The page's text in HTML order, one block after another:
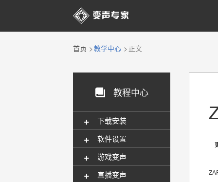

首页 教学中心 正文
 教程中心
下载安装
+
软件设置
+
游戏变声
+
直播变声
+